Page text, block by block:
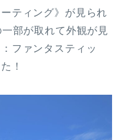
ティング》が見られ
部が取れて外観が見
ファンタスティッ
！